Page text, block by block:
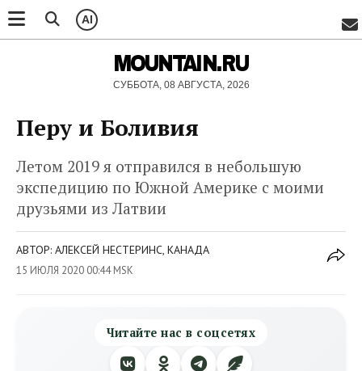
AI
MOUNTAIN.RU
СУББОТА, 08 АВГУСТА, 2026
Перу и Боливия
Летом 2019 я отправился в небольшую
экспедицию по Южной Америке с моими
друзьями из Латвии
АВТОР: АЛЕКСЕЙ НЕСТЕРИНС, КАНАДА
15 ИЮЛЯ 2020 00:44 MSK
Читайте нас в соцсетях